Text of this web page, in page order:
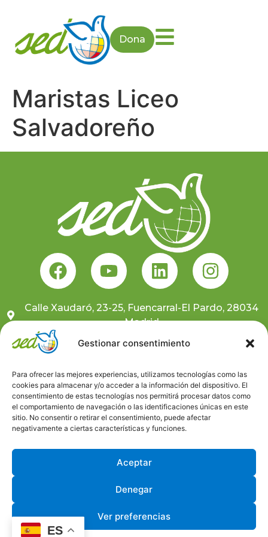
Gestionar consentimiento
Para ofrecer las mejores experiencias, utilizamos tecnologías como las
cookies para almacenar y/o acceder a la información del dispositivo. El
consentimiento de estas tecnologías nos permitirá procesar datos como
el comportamiento de navegación o las identificaciones únicas en este
sitio. No consentir o retirar el consentimiento, puede afectar
negativamente a ciertas características y funciones.
Aceptar
Denegar
Ver preferencias
Dona
Maristas Liceo
Salvadoreño
Calle Xaudaró, 23-25, Fuencarral-El Pardo, 28034
Madrid
681 10 59 91
Suscríbete a nuestra newsletter
Canal ético
Trabaja con nosotros
Desarrollado por © Universo GlobalEduca
Aviso Legal Política de PrivacidadPolítica de Cookies
ES